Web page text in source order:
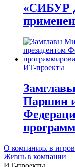
«СИБУР
ИТ-проекты
Паршин
О компаниях в
Жизнь в компании